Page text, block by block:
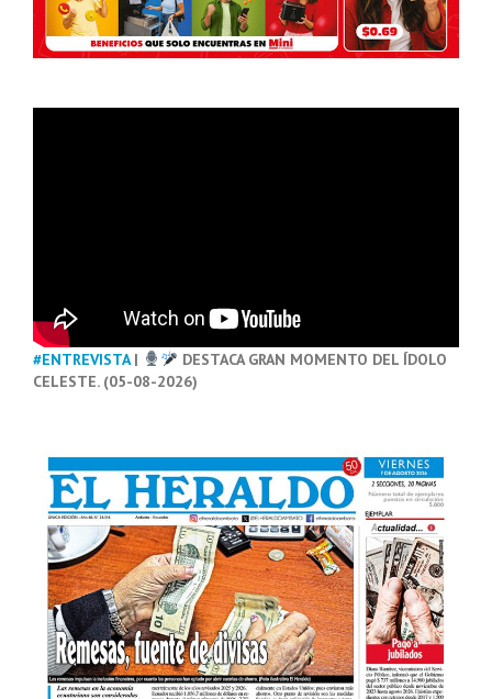
#ENTREVISTA|
DESTACA GRAN MOMENTO DEL ÍDOLO
CELESTE. (05-08-2026)